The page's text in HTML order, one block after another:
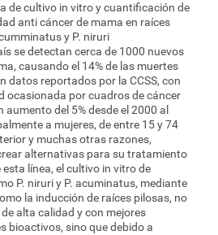
de cultivo in vitro y cuantificación de
anti cáncer de mama en raíces
y P. niruri
se detectan cerca de 1000 nuevos
causando el 14% de las muertes
datos reportados por la CCSS, con
ocasionada por cuadros de cáncer
del 5% desde el 2000 al
a mujeres, de entre 15 y 74
y muchas otras razones,
alternativas para su tratamiento
línea, el cultivo in vitro de
P. niruri y P. acuminatus, mediante
la inducción de raíces pilosas, no
alta calidad y con mejores
bioactivos, sino que debido a